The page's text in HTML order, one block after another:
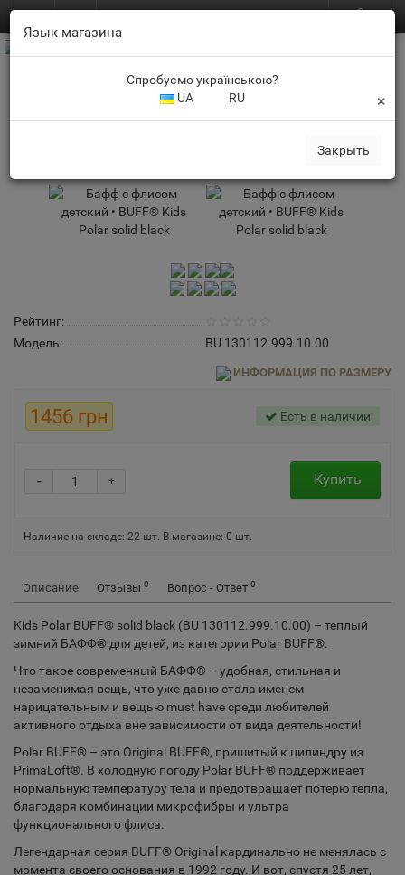
0
Бафф с флисом детский • BUFF® Kids Polar solid black
×
Язык магазина
Спробуємо українською?
UA
RU
Закрыть
Рейтинг:
Модель:
BU 130112.999.10.00
ИНФОРМАЦИЯ ПО РАЗМЕРУ
1456 грн Есть в наличии
+
- Купить
Наличие на складе: 22 шт. В магазине: 0 шт.
Описание Отзывы 0 Вопрос - Ответ 0
Kids Polar BUFF® solid black (BU 130112.999.10.00) – теплый
зимний БАФФ® для детей, из категории Polar BUFF®.
Что такое современный БАФФ® – удобная, стильная и
незаменимая вещь, что уже давно стала именем
нарицательным и вещью must have среди любителей
активного отдыха вне зависимости от вида деятельности!
Polar BUFF® – это Original BUFF®, пришитый к цилиндру из
PrimaLoft®. В холодную погоду Polar BUFF® поддерживает
нормальную температуру тела и предотвращает потерю тепла,
благодаря комбинации микрофибры и ультра
функционального флиса.
Легендарная серия BUFF® Original кардинально не менялась с
момента своего основания в 1992 году. И вот, спустя 25 лет,